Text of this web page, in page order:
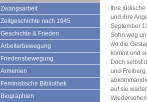
Zwangsarbeit
Zeitgeschichte nach 1945
Geschichte & Frieden
Arbeiterbewegung
Friedensbewegung
Armenien
Feministische Bibliothek
Biographien
Ihre
und ihre
September
Sohn weg
wo die
kommt und
Doch selbst
und
auf sie